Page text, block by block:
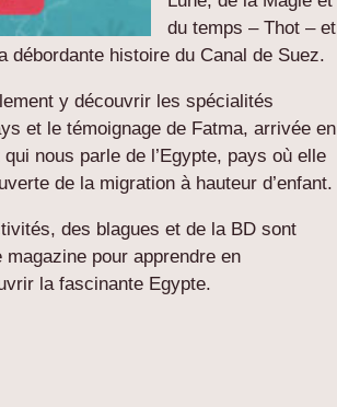
du temps – Thot – et
débordante histoire du Canal de Suez.
y découvrir les spécialités
et le témoignage de Fatma, arrivée en
nous parle de l’Egypte, pays où elle
de la migration à hauteur d’enfant.
des blagues et de la BD sont
pour apprendre en
la fascinante Egypte.